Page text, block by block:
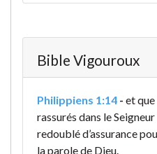
Bible Vigouroux
Philippiens 1:14 - et
rassurés dans le
redoublé d’assurance
la parole de Dieu.